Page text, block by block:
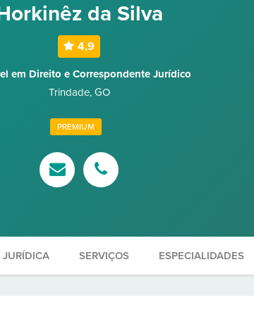
da Silva
4,9
em Direito e Correspondente Jurídico
Trindade, GO
PREMIUM
JURÍDICA SERVIÇOS ESPECIALIDADES